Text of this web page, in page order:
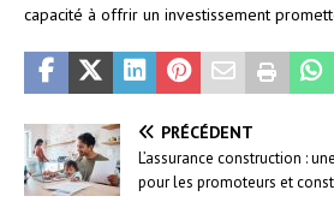
capacité à offrir un investissement
PRÉCÉDENT
L’assurance construction :
pour les promoteurs et